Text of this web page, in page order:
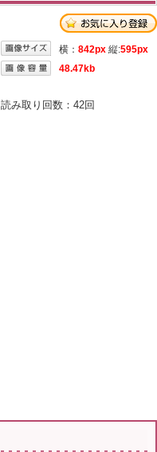
横： 842px 縦:595px
48.47kb
読み取り回数： 42回